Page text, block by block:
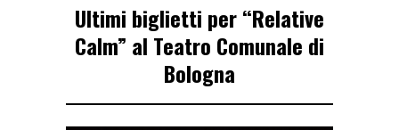
Ultimi biglietti per “Relative
Calm” al Teatro Comunale di
Bologna